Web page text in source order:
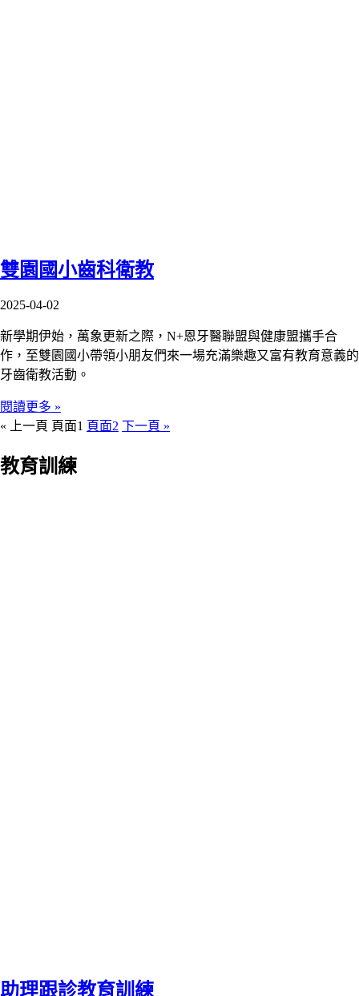
雙園國小齒科衛教
2025-04-02
新學期伊始，萬象更新之際，N+恩牙醫聯盟與健康盟攜手合
作，至雙園國小帶領小朋友們來一場充滿樂趣又富有教育意義的
牙齒衛教活動。
閱讀更多 »
« 上一頁 頁面1 頁面2 下一頁 »
教育訓練
助理跟診教育訓練